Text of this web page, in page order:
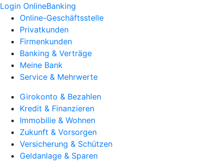
Login OnlineBanking
Online-Geschäftsstelle
Privatkunden
Firmenkunden
Banking & Verträge
Meine Bank
Service & Mehrwerte
Girokonto & Bezahlen
Kredit & Finanzieren
Immobilie & Wohnen
Zukunft & Vorsorgen
Versicherung & Schützen
Geldanlage & Sparen